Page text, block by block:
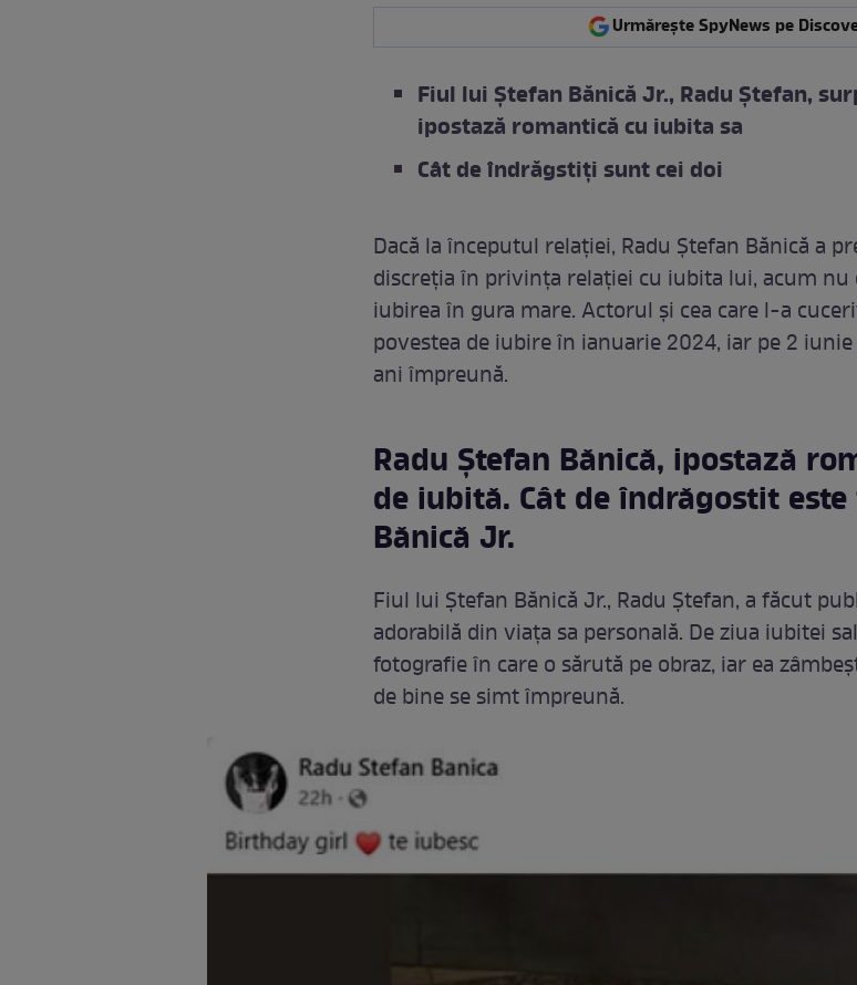
Urmărește SpyNews pe
Fiul lui Ștefan Bănică Jr., Radu Ștefan,
ipostază romantică cu iubita sa
Cât de îndrăgstiți sunt cei doi
Dacă la începutul relației, Radu Ștefan Bănică a
discreția în privința relației cu iubita lui, acum nu
iubirea în gura mare. Actorul și cea care l-a
povestea de iubire în ianuarie 2024, iar pe 2
ani împreună.
Radu Ștefan Bănică, ipostază
de iubită. Cât de îndrăgostit
Bănică Jr.
Fiul lui Ștefan Bănică Jr., Radu Ștefan, a făcut
adorabilă din viața sa personală. De ziua iubitei
fotografie în care o sărută pe obraz, iar ea
de bine se simt împreună.